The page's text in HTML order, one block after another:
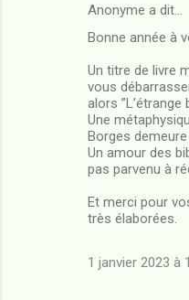
Anonyme a dit…
Bonne année à
Un titre de livre
vous
alors ”L’étrange
Une
Borges
Un amour des
pas parvenu à
Et merci pour
très élaborées.
1 janvier 2023 à